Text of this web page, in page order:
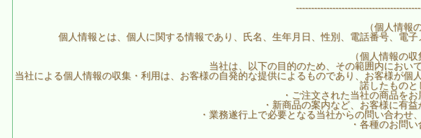
（個人情報
個人情報とは、個人に関する情報であり、氏名、生年月日、性別、電話番号、電
（個人情報の収
当社は、以下の目的のため、その範囲内におい
当社による個人情報の収集・利用は、お客様の自発的な提供によるものであり、お客様が
諾したものと
・ご注文された当社の商品を
・新商品の案内など、お客様に有
・業務遂行上で必要となる当社からの問い合わ
・各種のお問